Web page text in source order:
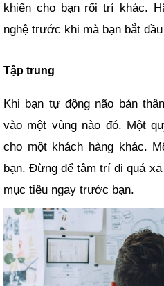
khiến cho bạn rối trí khác.
nghệ trước khi mà bạn bắt
Tập trung
Khi bạn tự động não bản
vào một vùng nào đó. Một
cho một khách hàng khác.
bạn. Đừng để tâm trí đi quá
mục tiêu ngay trước bạn.